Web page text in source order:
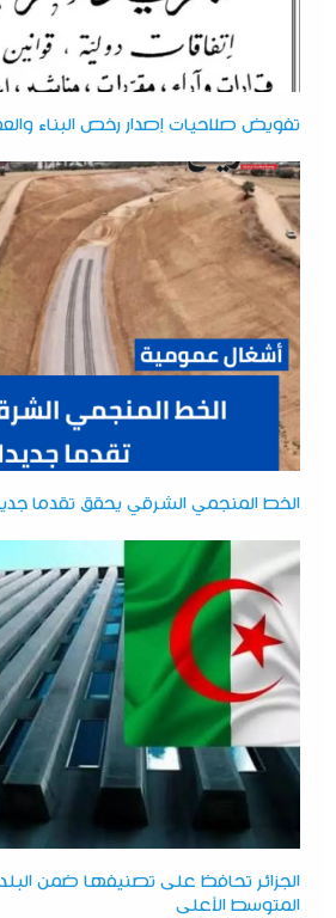
تفويض صلاحيات إصدار رخص البناء
الخط المنجمي الشرقي يحقق تقدما
الجزائر تحافظ على تصنيفها ضمن
المتوسط الأعلى